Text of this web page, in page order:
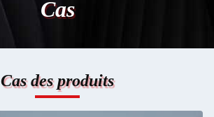
Cas
Cas des produits